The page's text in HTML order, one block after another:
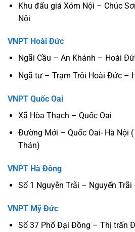
Khu đấu giá Xóm Nội – Chúc
Nội
VNPT Hoài Đức
Ngãi Cầu – An Khánh – Hoài
Ngã tư – Trạm Trôi Hoài Đức –
VNPT Quốc Oai
Xã Hòa Thạch – Quốc Oai
Đường Mới – Quốc Oai- Hà Nội
Thán)
VNPT Hà Đông
Số 1 Nguyễn Trãi – Nguyến
VNPT Mỹ Đức
Số 37 Phố Đại Đồng – Thị trấn